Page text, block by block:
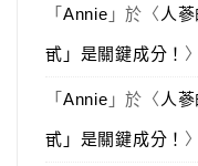
「 Annie 」於〈 人
甙」是關鍵成分！
「 Annie 」於〈 人
甙」是關鍵成分！